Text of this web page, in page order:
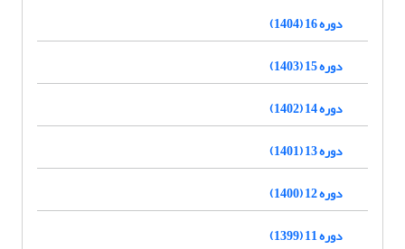
دوره 16 (1404)
دوره 15 (1403)
دوره 14 (1402)
دوره 13 (1401)
دوره 12 (1400)
دوره 11 (1399)